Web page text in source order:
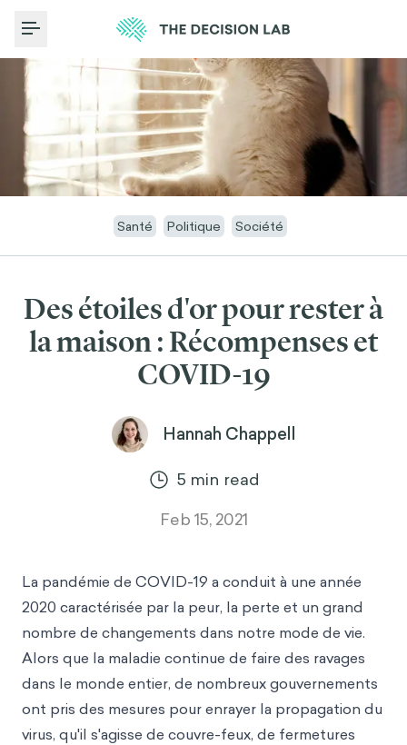
Toggle Menu
Santé Politique Société
Des étoiles d'or pour rester à
la maison : Récompenses et
COVID-19
Hannah Chappell
5 min read
Feb 15, 2021
La pandémie de COVID-19 a conduit à une année
2020 caractérisée par la peur, la perte et un grand
nombre de changements dans notre mode de vie.
Alors que la maladie continue de faire des ravages
dans le monde entier, de nombreux gouvernements
ont pris des mesures pour enrayer la propagation du
virus, qu'il s'agisse de couvre-feux, de fermetures